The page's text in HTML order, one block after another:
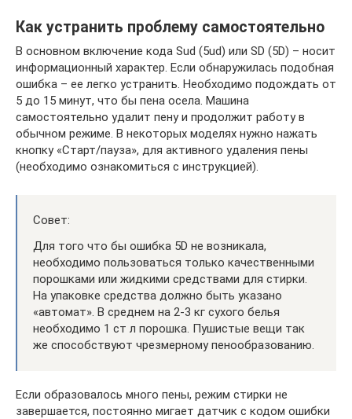
Как устранить проблему самостоятельно
В основном включение кода Sud (5ud) или SD (5D) – носит
информационный характер. Если обнаружилась подобная
ошибка – ее легко устранить. Необходимо подождать от
5 до 15 минут, что бы пена осела. Машина
самостоятельно удалит пену и продолжит работу в
обычном режиме. В некоторых моделях нужно нажать
кнопку «Старт/пауза», для активного удаления пены
(необходимо ознакомиться с инструкцией).
Совет:
Для того что бы ошибка 5D не возникала,
необходимо пользоваться только качественными
порошками или жидкими средствами для стирки.
На упаковке средства должно быть указано
«автомат». В среднем на 2-3 кг сухого белья
необходимо 1 ст л порошка. Пушистые вещи так
же способствуют чрезмерному пенообразованию.
Если образовалось много пены, режим стирки не
завершается, постоянно мигает датчик с кодом ошибки